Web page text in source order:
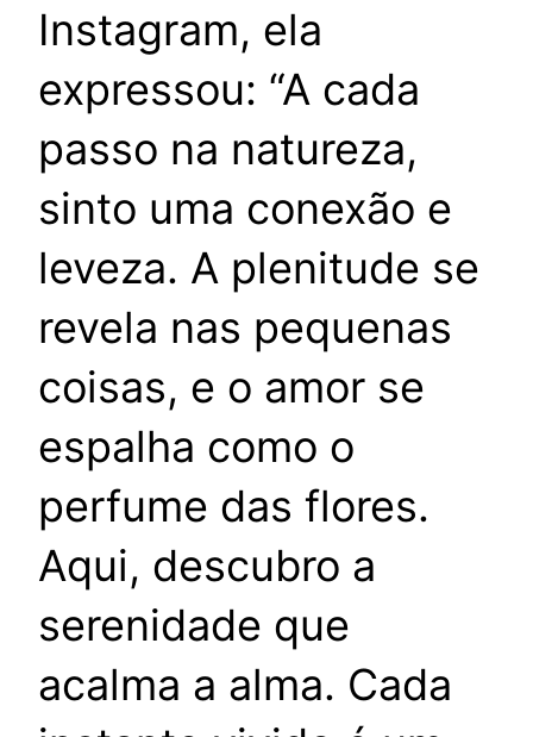
Instagram, ela
expressou: “A cada
passo na natureza,
sinto uma conexão e
leveza. A plenitude se
revela nas pequenas
coisas, e o amor se
espalha como o
perfume das flores.
Aqui, descubro a
serenidade que
acalma a alma. Cada